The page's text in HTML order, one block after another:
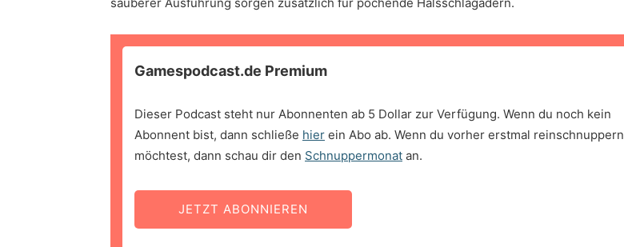
sauberer Ausführung sorgen zusätzlich für pochende Halsschlagadern.
Gamespodcast.de Premium
Dieser Podcast steht nur Abonnenten ab 5 Dollar zur Verfügung. Wenn du noch kein
Abonnent bist, dann schließe hier ein Abo ab. Wenn du vorher erstmal reinschnuppern
möchtest, dann schau dir den Schnuppermonat an.
JETZT ABONNIEREN